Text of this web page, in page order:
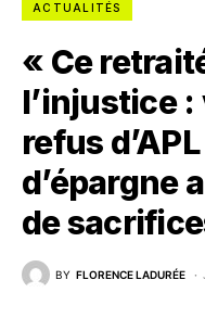
ACTUALITÉS
« Ce
l’injustice :
refus
d’épargne
de
BY FLORENCE LADURÉE